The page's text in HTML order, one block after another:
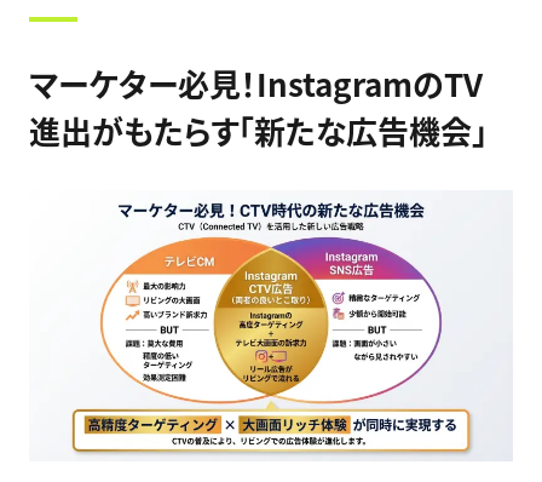
マーケター必見！InstagramのTV
進出がもたらす「新たな広告機会」